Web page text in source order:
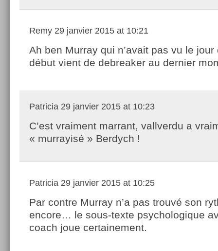
Remy 29 janvier 2015 at 10:21
Ah ben Murray qui n’avait pas vu le jour
début vient de debreaker au dernier
Patricia 29 janvier 2015 at 10:23
C’est vraiment marrant, vallverdu a
« murrayisé » Berdych !
Patricia 29 janvier 2015 at 10:25
Par contre Murray n’a pas trouvé son
encore… le sous-texte psychologique
coach joue certainement.